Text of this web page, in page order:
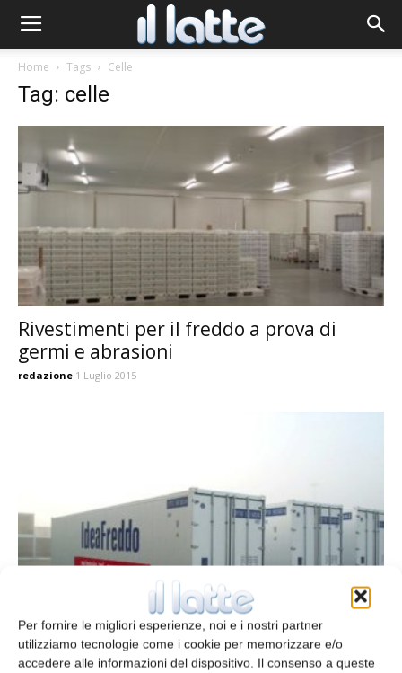
Per fornire le migliori esperienze, noi e i nostri partner
utilizziamo tecnologie come i cookie per memorizzare e/o
accedere alle informazioni del dispositivo. Il consenso a queste
Home Tags Celle
Tag: celle
Rivestimenti per il freddo a prova di
germi e abrasioni
redazione 1 Luglio 2015
Celle a temperatura controllata
9 Luglio 2014